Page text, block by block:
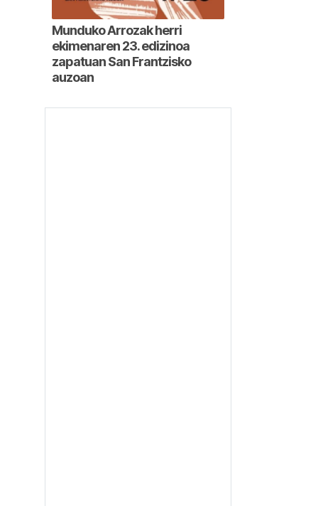
Munduko Arrozak herri
ekimenaren 23. edizinoa
zapatuan San Frantzisko
auzoan